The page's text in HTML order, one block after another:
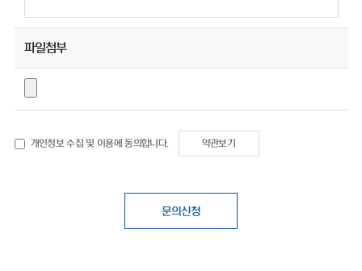
파일첨부
개인정보 수집 및 이용에 동의합니다. 약관보기
문의신청